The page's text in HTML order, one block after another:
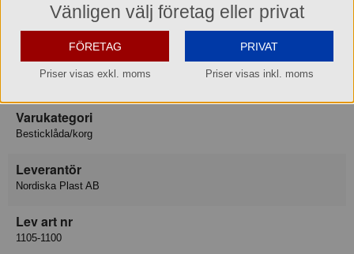
Besöksadress
Borrgatan 6, 332 22 GISLAVED
E-post
Varukategori
Besticklåda/korg
Leverantör
Nordiska Plast AB
Lev art nr
1105-1100
Vänligen välj företag eller privat
FÖRETAG
Priser visas exkl. moms
PRIVAT
Priser visas inkl. moms